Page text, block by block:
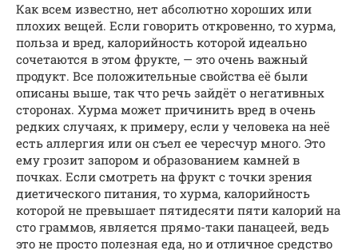
Как всем известно, нет абсолютно хороших или
плохих вещей. Если говорить откровенно, то хурма,
польза и вред, калорийность которой идеально
сочетаются в этом фрукте, — это очень важный
продукт. Все положительные свойства её были
описаны выше, так что речь зайдёт о негативных
сторонах. Хурма может причинить вред в очень
редких случаях, к примеру, если у человека на неё
есть аллергия или он съел ее чересчур много. Это
ему грозит запором и образованием камней в
почках. Если смотреть на фрукт с точки зрения
диетического питания, то хурма, калорийность
которой не превышает пятидесяти пяти калорий на
сто граммов, является прямо-таки панацеей, ведь
это не просто полезная еда, но и отличное средство